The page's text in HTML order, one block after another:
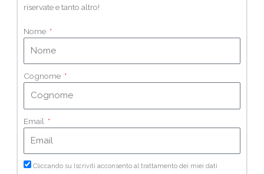
riservate e tanto altro!
Nome
Cognome
Email
Cliccando su Iscriviti acconsento al trattamento dei miei dati